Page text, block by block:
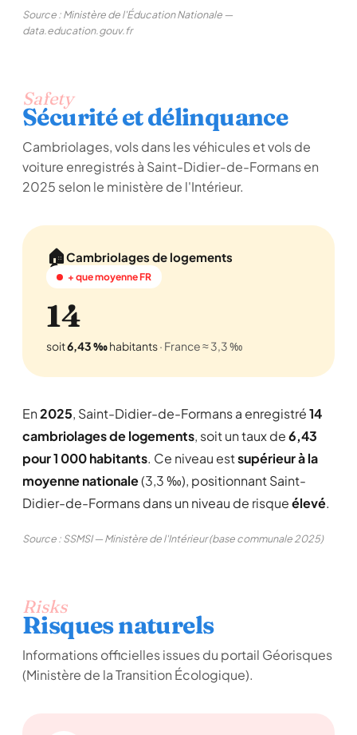
Source : Ministère de l'Éducation Nationale —
data.education.gouv.fr
Safety
Sécurité et délinquance
Cambriolages, vols dans les véhicules et vols de
voiture enregistrés à Saint-Didier-de-Formans en
2025 selon le ministère de l'Intérieur.
🏠Cambriolages de logements
+ que moyenne FR
14
soit6,43 ‰habitants· France ≈ 3,3 ‰
En2025, Saint-Didier-de-Formans a enregistré14
cambriolages de logements, soit un taux de6,43
pour 1 000 habitants. Ce niveau estsupérieur à la
moyenne nationale(3,3 ‰), positionnant Saint-
Didier-de-Formans dans un niveau de risqueélevé.
Source : SSMSI — Ministère de l'Intérieur (base communale 2025)
Risks
Risques naturels
Informations officielles issues du portail Géorisques
(Ministère de la Transition Écologique).